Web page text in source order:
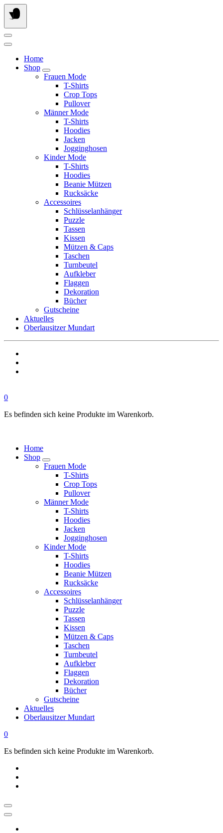
Springe
zum
Inhalt
Home
Shop
Frauen Mode
T-Shirts
Crop Tops
Pullover
Männer Mode
T-Shirts
Hoodies
Jacken
Jogginghosen
Kinder Mode
T-Shirts
Hoodies
Beanie Mützen
Rucksäcke
Accessoires
Schlüsselanhänger
Puzzle
Tassen
Kissen
Mützen & Caps
Taschen
Turnbeutel
Aufkleber
Flaggen
Dekoration
Bücher
Gutscheine
Aktuelles
Oberlausitzer Mundart
0
Es befinden sich keine Produkte im Warenkorb.
Home
Shop
Frauen Mode
T-Shirts
Crop Tops
Pullover
Männer Mode
T-Shirts
Hoodies
Jacken
Jogginghosen
Kinder Mode
T-Shirts
Hoodies
Beanie Mützen
Rucksäcke
Accessoires
Schlüsselanhänger
Puzzle
Tassen
Kissen
Mützen & Caps
Taschen
Turnbeutel
Aufkleber
Flaggen
Dekoration
Bücher
Gutscheine
Aktuelles
Oberlausitzer Mundart
0
Es befinden sich keine Produkte im Warenkorb.